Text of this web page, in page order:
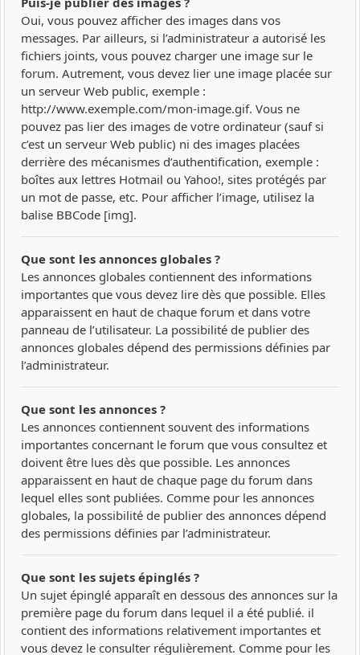
Oui, vous pouvez afficher des images dans vos
messages. Par ailleurs, si l’administrateur a autorisé les
fichiers joints, vous pouvez charger une image sur le
forum. Autrement, vous devez lier une image placée sur
un serveur Web public, exemple :
http://www.exemple.com/mon-image.gif. Vous ne
pouvez pas lier des images de votre ordinateur (sauf si
c’est un serveur Web public) ni des images placées
derrière des mécanismes d’authentification, exemple :
boîtes aux lettres Hotmail ou Yahoo!, sites protégés par
un mot de passe, etc. Pour afficher l’image, utilisez la
balise BBCode [img].
Que sont les annonces globales ?
Les annonces globales contiennent des informations
importantes que vous devez lire dès que possible. Elles
apparaissent en haut de chaque forum et dans votre
panneau de l’utilisateur. La possibilité de publier des
annonces globales dépend des permissions définies par
l’administrateur.
Que sont les annonces ?
Les annonces contiennent souvent des informations
importantes concernant le forum que vous consultez et
doivent être lues dès que possible. Les annonces
apparaissent en haut de chaque page du forum dans
lequel elles sont publiées. Comme pour les annonces
globales, la possibilité de publier des annonces dépend
des permissions définies par l’administrateur.
Que sont les sujets épinglés ?
Un sujet épinglé apparaît en dessous des annonces sur la
première page du forum dans lequel il a été publié. il
contient des informations relativement importantes et
vous devez le consulter régulièrement. Comme pour les